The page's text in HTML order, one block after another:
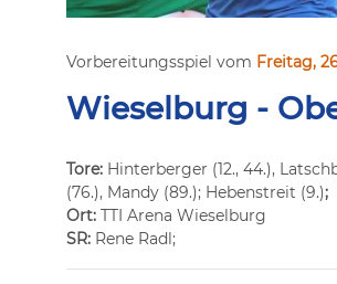
Vorbereitungsspiel vom Freitag,
Wieselburg -
Tore: Hinterberger (12., 44.),
(76.), Mandy (89.); Hebenstreit (9.);
Ort: TTI Arena Wieselburg
SR: Rene Radl;